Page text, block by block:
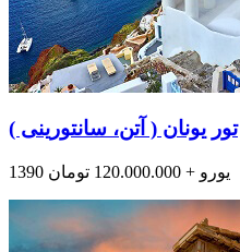
تور یونان ( آتن، سانتورینی )
1390 یورو + 120.000.000 تومان